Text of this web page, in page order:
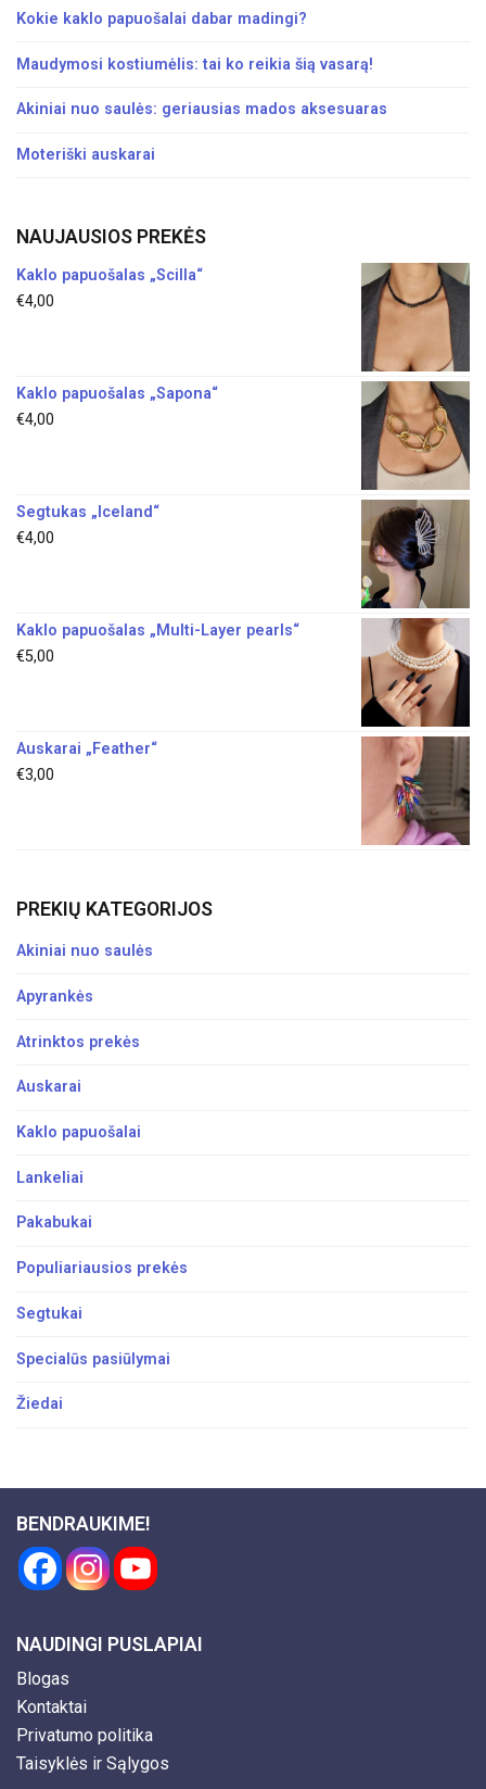
Kokie kaklo papuošalai dabar madingi?
Maudymosi kostiumėlis: tai ko reikia šią vasarą!
Akiniai nuo saulės: geriausias mados aksesuaras
Moteriški auskarai
NAUJAUSIOS PREKĖS
Kaklo papuošalas „Scilla“
€4,00
Kaklo papuošalas „Sapona“
€4,00
Segtukas „Iceland“
€4,00
Kaklo papuošalas „Multi-Layer pearls“
€5,00
Auskarai „Feather“
€3,00
PREKIŲ KATEGORIJOS
Akiniai nuo saulės
Apyrankės
Atrinktos prekės
Auskarai
Kaklo papuošalai
Lankeliai
Pakabukai
Populiariausios prekės
Segtukai
Specialūs pasiūlymai
Žiedai
BENDRAUKIME!
NAUDINGI PUSLAPIAI
Blogas
Kontaktai
Privatumo politika
Taisyklės ir Sąlygos